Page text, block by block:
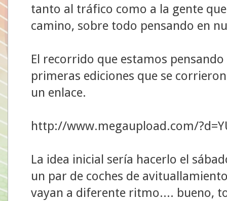
tanto al tráfico como a la gente
camino, sobre todo pensando en
El recorrido que estamos
primeras ediciones que se
un enlace.
http://www.megaupload.com/
La idea inicial sería hacerlo el
un par de coches de
vayan a diferente ritmo.... bueno,